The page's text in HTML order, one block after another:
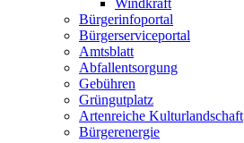
Windkraft
Bürgerinfoportal
Bürgerserviceportal
Amtsblatt
Abfallentsorgung
Gebühren
Grüngutplatz
Artenreiche Kulturlandschaft
Bürgerenergie